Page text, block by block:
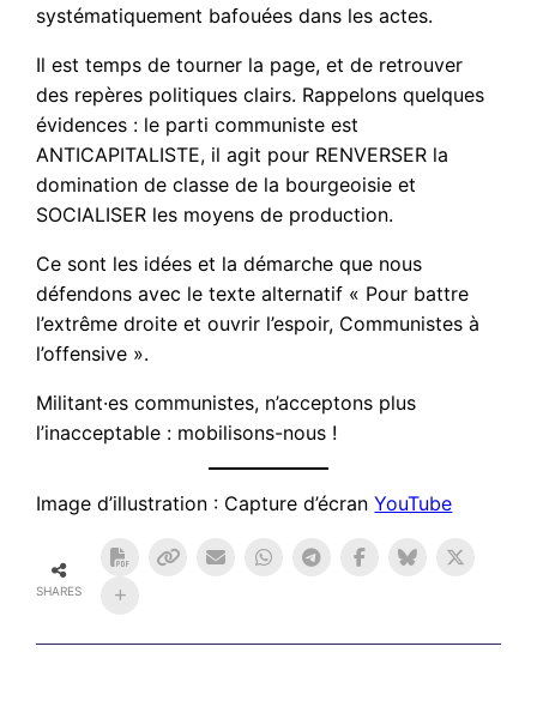
systématiquement bafouées dans les actes.
Il est temps de tourner la page, et de retrouver
des repères politiques clairs. Rappelons quelques
évidences : le parti communiste est
ANTICAPITALISTE, il agit pour RENVERSER la
domination de classe de la bourgeoisie et
SOCIALISER les moyens de production.
Ce sont les idées et la démarche que nous
défendons avec le texte alternatif « Pour battre
l’extrême droite et ouvrir l’espoir, Communistes à
l’offensive ».
Militant·es communistes, n’acceptons plus
l’inacceptable : mobilisons-nous !
Image d’illustration : Capture d’écranYouTube
SHARES